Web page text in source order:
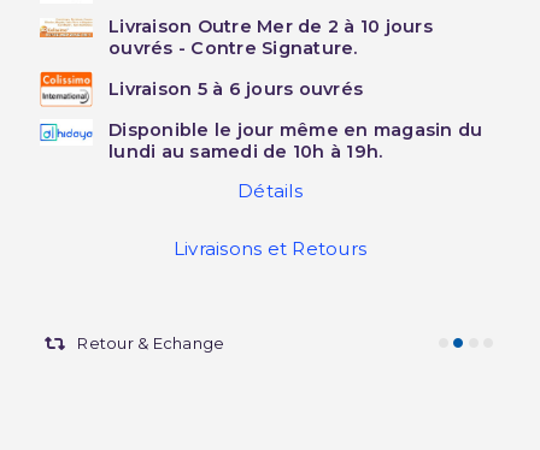
Livraison Outre Mer de 2 à 10 jours
ouvrés - Contre Signature.
Livraison 5 à 6 jours ouvrés
Disponible le jour même en magasin du
lundi au samedi de 10h à 19h.
Détails
Livraisons et Retours
Retour & Echange